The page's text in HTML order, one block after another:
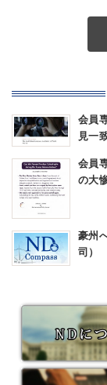
会員
見一
会員
の大
豪州
司）